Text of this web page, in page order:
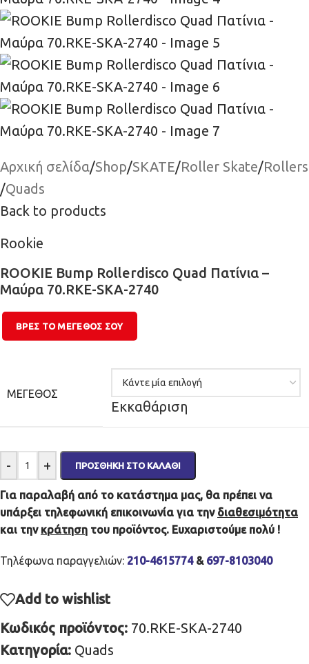
Αρχική σελίδα/Shop/SKATE/Roller Skate/Rollers
/Quads
Back to products
Rookie
ROOKIE Bump Rollerdisco Quad Πατίνια –
Μαύρα 70.RKE-SKA-2740
ΒΡΕΣ ΤΟ ΜΕΓΕΘΌΣ ΣΟΥ
ΜΈΓΕΘΟΣ
Εκκαθάριση
- + ΠΡΟΣΘΉΚΗ ΣΤΟ ΚΑΛΆΘΙ
Για παραλαβή από το κατάστημα μας, θα πρέπει να
υπάρξει τηλεφωνική επικοινωνία για την διαθεσιμότητα
και την κράτηση του προϊόντος. Ευχαριστούμε πολύ !
Τηλέφωνα παραγγελιών: 210-4615774& 697-8103040
Add to wishlist
Κωδικός προϊόντος: 70.RKE-SKA-2740
Κατηγορία: Quads